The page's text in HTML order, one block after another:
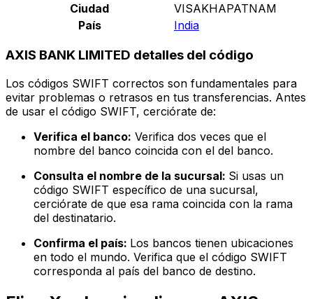
Ciudad
VISAKHAPATNAM
País
India
AXIS BANK LIMITED detalles del código
Los códigos SWIFT correctos son fundamentales para
evitar problemas o retrasos en tus transferencias. Antes
de usar el código SWIFT, cerciórate de:
Verifica el banco: Verifica dos veces que el
nombre del banco coincida con el del banco.
Consulta el nombre de la sucursal: Si usas un
código SWIFT específico de una sucursal,
cerciórate de que esa rama coincida con la rama
del destinatario.
Confirma el país: Los bancos tienen ubicaciones
en todo el mundo. Verifica que el código SWIFT
corresponda al país del banco de destino.